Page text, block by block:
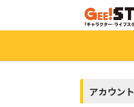
アカウント